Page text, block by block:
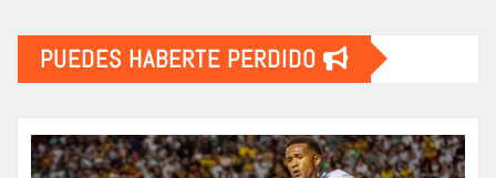
PUEDES HABERTE PERDIDO